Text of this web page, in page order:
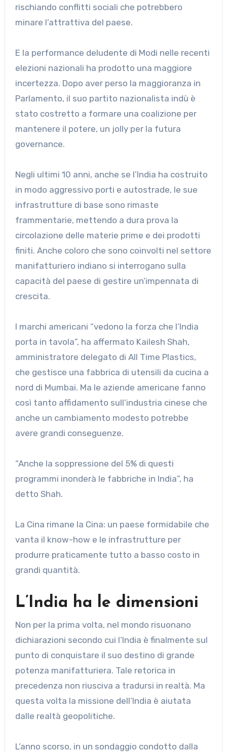
rischiando conflitti sociali che potrebbero
minare l’attrattiva del paese.
E la performance deludente di Modi nelle recenti
elezioni nazionali ha prodotto una maggiore
incertezza. Dopo aver perso la maggioranza in
Parlamento, il suo partito nazionalista indù è
stato costretto a formare una coalizione per
mantenere il potere, un jolly per la futura
governance.
Negli ultimi 10 anni, anche se l’India ha costruito
in modo aggressivo porti e autostrade, le sue
infrastrutture di base sono rimaste
frammentarie, mettendo a dura prova la
circolazione delle materie prime e dei prodotti
finiti. Anche coloro che sono coinvolti nel settore
manifatturiero indiano si interrogano sulla
capacità del paese di gestire un’impennata di
crescita.
I marchi americani “vedono la forza che l’India
porta in tavola”, ha affermato Kailesh Shah,
amministratore delegato di All Time Plastics,
che gestisce una fabbrica di utensili da cucina a
nord di Mumbai. Ma le aziende americane fanno
così tanto affidamento sull’industria cinese che
anche un cambiamento modesto potrebbe
avere grandi conseguenze.
“Anche la soppressione del 5% di questi
programmi inonderà le fabbriche in India”, ha
detto Shah.
La Cina rimane la Cina: un paese formidabile che
vanta il know-how e le infrastrutture per
produrre praticamente tutto a basso costo in
grandi quantità.
L’India ha le dimensioni
Non per la prima volta, nel mondo risuonano
dichiarazioni secondo cui l’India è finalmente sul
punto di conquistare il suo destino di grande
potenza manifatturiera. Tale retorica in
precedenza non riusciva a tradursi in realtà. Ma
questa volta la missione dell’India è aiutata
dalle realtà geopolitiche.
L’anno scorso, in un sondaggio condotto dalla